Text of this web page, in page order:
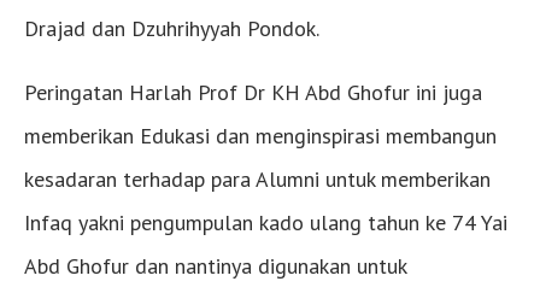
Drajad dan Dzuhrihyyah Pondok.
Peringatan Harlah Prof Dr KH Abd Ghofur ini juga
memberikan Edukasi dan menginspirasi membangun
kesadaran terhadap para Alumni untuk memberikan
Infaq yakni pengumpulan kado ulang tahun ke 74 Yai
Abd Ghofur dan nantinya digunakan untuk